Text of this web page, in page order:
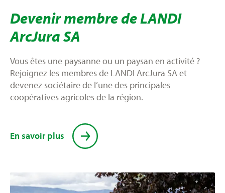
Devenir membre de LANDI
ArcJura SA
Vous êtes une paysanne ou un paysan en activité ?
Rejoignez les membres de LANDI ArcJura SA et
devenez sociétaire de l’une des principales
coopératives agricoles de la région.
En savoir plus